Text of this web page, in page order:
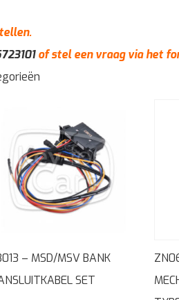
of stel een vraag via het
– MSD/MSV BANK
SET